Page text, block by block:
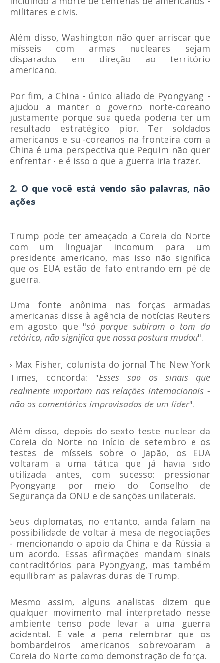
militares e civis.
Além disso, Washington não quer arriscar que
mísseis com armas nucleares sejam
disparados em direção ao território
americano.
Por fim, a China - único aliado de Pyongyang -
ajudou a manter o governo norte-coreano
justamente porque sua queda poderia ter um
resultado estratégico pior. Ter soldados
americanos e sul-coreanos na fronteira com a
China é uma perspectiva que Pequim não quer
enfrentar - e é isso o que a guerra iria trazer.
2. O que você está vendo são palavras, não
ações
Trump pode ter ameaçado a Coreia do Norte
com um linguajar incomum para um
presidente americano, mas isso não significa
que os EUA estão de fato entrando em pé de
guerra.
Uma fonte anônima nas forças armadas
americanas disse à agência de notícias Reuters
em agosto que "só porque subiram o tom da
retórica, não significa que nossa postura mudou".
Max Fisher, colunista do jornal The New York
Times, concorda: "Esses são os sinais que
realmente importam nas relações internacionais -
não os comentários improvisados de um líder".
Além disso, depois do sexto teste nuclear da
Coreia do Norte no início de setembro e os
testes de mísseis sobre o Japão, os EUA
voltaram a uma tática que já havia sido
utilizada antes, com sucesso: pressionar
Pyongyang por meio do Conselho de
Segurança da ONU e de sanções unilaterais.
Seus diplomatas, no entanto, ainda falam na
possibilidade de voltar à mesa de negociações
- mencionando o apoio da China e da Rússia a
um acordo. Essas afirmações mandam sinais
contraditórios para Pyongyang, mas também
equilibram as palavras duras de Trump.
Mesmo assim, alguns analistas dizem que
qualquer movimento mal interpretado nesse
ambiente tenso pode levar a uma guerra
acidental. E vale a pena relembrar que os
bombardeiros americanos sobrevoaram a
Coreia do Norte como demonstração de força.